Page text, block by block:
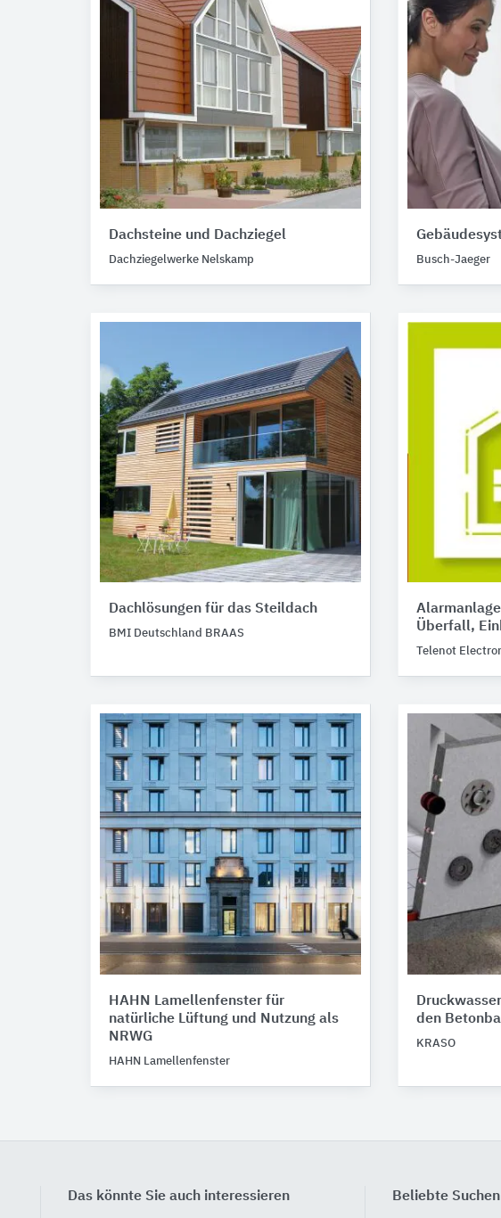
Dachsteine und Dachziegel
Dachziegelwerke Nelskamp Busch-Jaeger
Dachlösungen für das Steildach
BMI Deutschland BRAAS
Überfall,
Telenot
HAHN Lamellenfenster für
natürliche Lüftung und Nutzung als
NRWG
HAHN Lamellenfenster
den
KRASO
Das könnte Sie auch interessieren Beliebte Suchen